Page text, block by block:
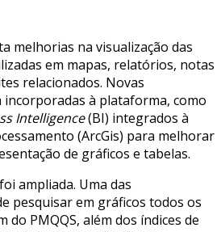
melhorias na visualização das
em mapas, relatórios, notas
relacionados. Novas
à plataforma, como
Intelligence(BI) integrados à
(ArcGis) para melhorar
de gráficos e tabelas.
ampliada. Uma das
pesquisar em gráficos todos os
PMQQS, além dos índices de